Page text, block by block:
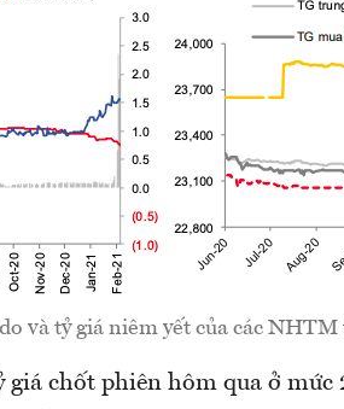
và tỷ giá niêm yết của các
chốt phiên hôm qua ở mức